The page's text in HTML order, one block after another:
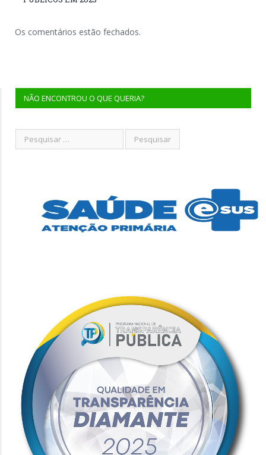
Os comentários estão fechados.
NÃO ENCONTROU O QUE QUERIA?